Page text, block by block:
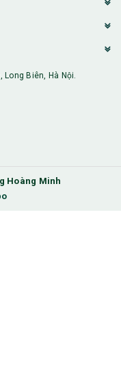
Long Biên, Hà Nội.
Hoàng Minh